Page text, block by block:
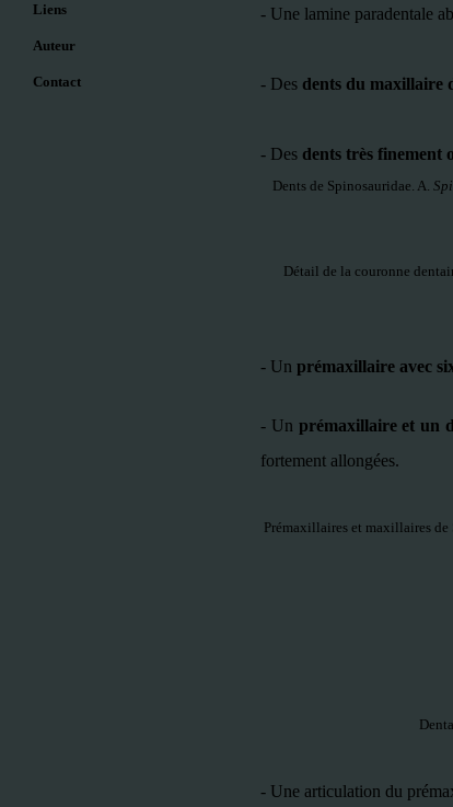
Liens
Auteur
Contact
- Une lamine paradentale
- Des dents du maxillaire
- Des dents très finement
Dents de Spinosauridae. A.
Détail de la couronne
- Un prémaxillaire avec
- Un prémaxillaire et un
fortement allongées.
Prémaxillaires et maxillaires
- Une articulation du